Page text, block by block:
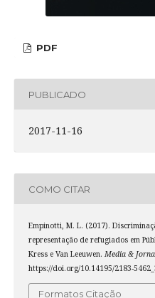
PDF
PUBLICADO
2017-11-16
COMO CITAR
Empinotti, M. L. (2017).
representação de refugiados em
Kress e Van Leeuwen. Media &
https://doi.org/10.14195/2183-
Formatos Citação